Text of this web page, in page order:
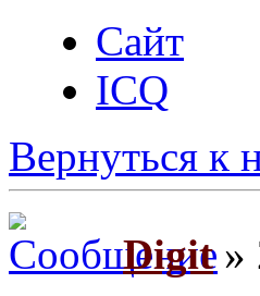
Сайт
ICQ
Вернуться к
Digit»